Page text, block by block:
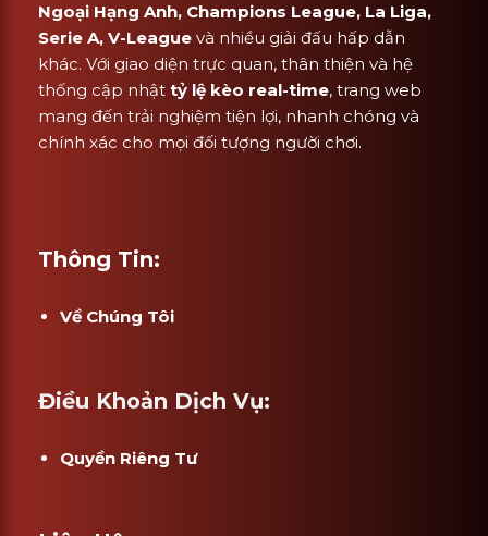
Ngoại Hạng Anh, Champions League, La Liga,
Serie A, V-League và nhiều giải đấu hấp dẫn
khác. Với giao diện trực quan, thân thiện và hệ
thống cập nhật tỷ lệ kèo real-time, trang web
mang đến trải nghiệm tiện lợi, nhanh chóng và
chính xác cho mọi đối tượng người chơi.
Thông Tin:
Về Chúng Tôi
Điều Khoản Dịch Vụ:
Quyền Riêng Tư